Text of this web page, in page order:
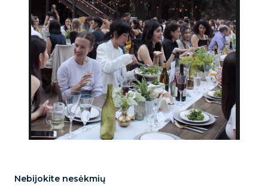
Nebijokite nesėkmių